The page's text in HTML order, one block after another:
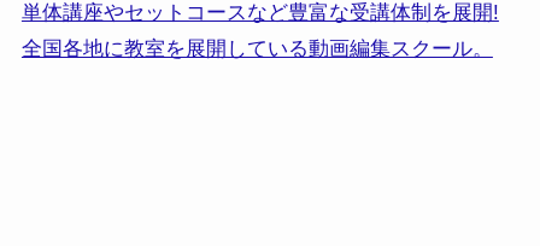
単体講座やセットコースなど豊富な受講体制を展開!
全国各地に教室を展開している動画編集スクール。